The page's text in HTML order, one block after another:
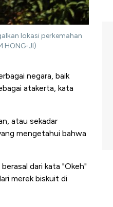
lokasi perkemahan
HONG-JI)
negara, baik
atakerta, kata
atau sekadar
mengetahui bahwa
dari kata "Okeh"
merek biskuit di